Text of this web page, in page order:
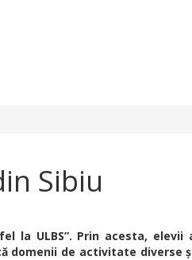
Sibiu
la ULBS”. Prin acesta,
de activitate diverse